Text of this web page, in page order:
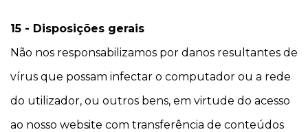
15 - Disposições gerais
Não nos responsabilizamos por danos resultantes de
vírus que possam infectar o computador ou a rede
do utilizador, ou outros bens, em virtude do acesso
ao nosso website com transferência de conteúdos